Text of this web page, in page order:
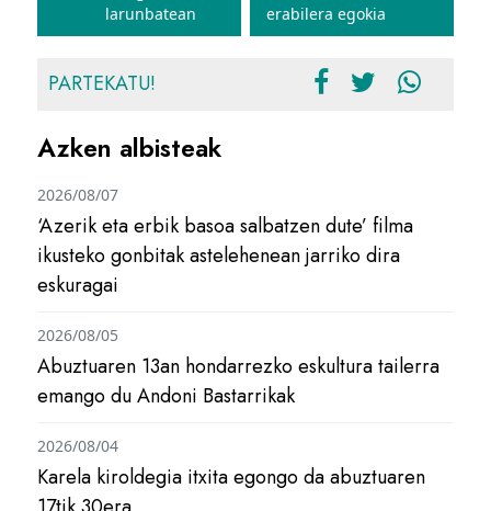
larunbatean
erabilera egokia
PARTEKATU!
Azken albisteak
‘Azerik eta erbik basoa salbatzen dute’ filma
ikusteko gonbitak astelehenean jarriko dira
eskuragai
2026/08/07
Abuztuaren 13an hondarrezko eskultura tailerra
emango du Andoni Bastarrikak
2026/08/05
Karela kiroldegia itxita egongo da abuztuaren
2026/08/04